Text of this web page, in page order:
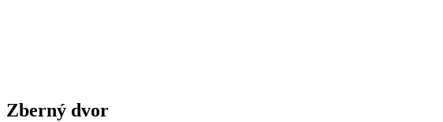
Zberný dvor